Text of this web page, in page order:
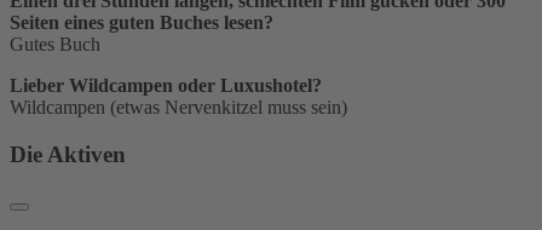
Seiten eines guten Buches lesen?
Gutes Buch
Lieber Wildcampen oder Luxushotel?
Wildcampen (etwas Nervenkitzel muss sein)
Die Aktiven